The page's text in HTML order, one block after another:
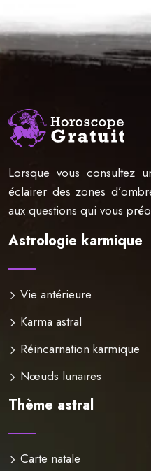
Lorsque vous consultez
éclairer des zones
aux questions qui vous
Astrologie karmique
Vie antérieure
Karma astral
Réincarnation karmique
Nœuds lunaires
Thème astral
Carte natale